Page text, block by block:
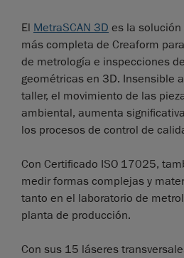
El MetraSCAN 3D es la
más completa de Creaform
de metrología e inspecciones
geométricas en 3D. Insensible
taller, el movimiento de las
ambiental, aumenta
los procesos de control de
Con Certificado ISO 17025,
medir formas complejas y
tanto en el laboratorio de
planta de producción.
Con sus 15 láseres